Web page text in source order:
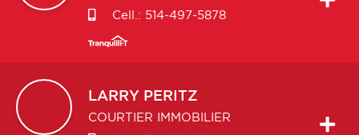
Cell.: 514-497-5878
LARRY PERITZ
COURTIER IMMOBILIER